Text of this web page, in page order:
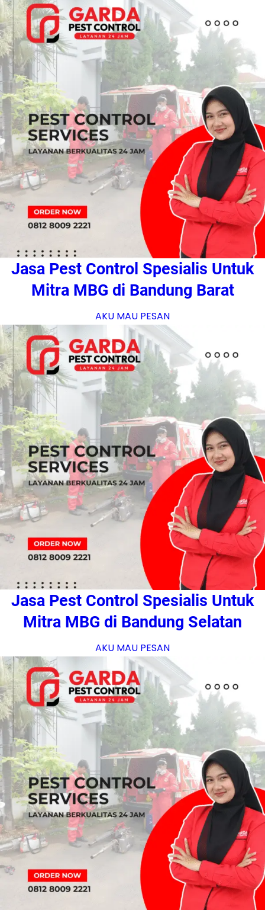
Jasa Pest Control Spesialis Untuk
Mitra MBG di Bandung Barat
AKU MAU PESAN
Jasa Pest Control Spesialis Untuk
Mitra MBG di Bandung Selatan
AKU MAU PESAN